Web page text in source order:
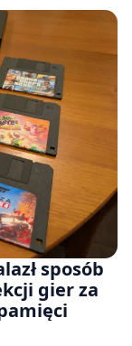
sposób
gier za